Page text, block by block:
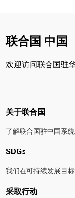
联合国 中国
欢迎访问联合国驻
Footer menu
关于联合国
了解联合国驻中国系
SDGs
我们在可持续发展目标
采取行动